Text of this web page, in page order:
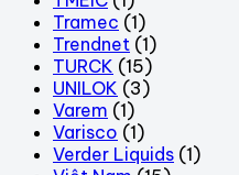
Tramec (1)
Trendnet (1)
TURCK (15)
UNILOK (3)
Varem (1)
Varisco (1)
Verder Liquids (1)